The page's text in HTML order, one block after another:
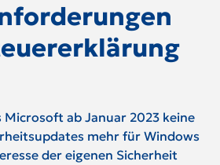
Microsoft ab Januar 2023 keine
mehr für Windows
der eigenen Sicherheit